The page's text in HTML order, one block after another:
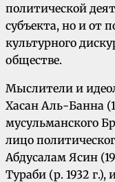
политической
субъекта, но и от
культурного
обществе.
Мыслители и
Хасан Аль-Банна
мусульманского
лицо
Абдусалам Ясин
Тураби (р. 1932